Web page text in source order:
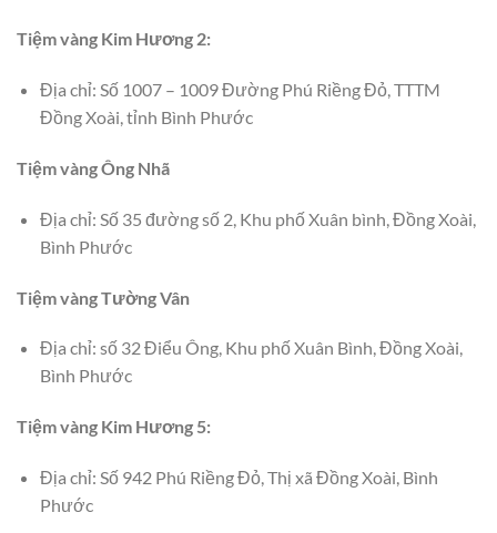
Tiệm vàng Kim Hương 2:
Địa chỉ: Số 1007 – 1009 Đường Phú Riềng Đỏ, TTTM
Đồng Xoài, tỉnh Bình Phước
Tiệm vàng Ông Nhã
Địa chỉ: Số 35 đường số 2, Khu phố Xuân bình, Đồng Xoài,
Bình Phước
Tiệm vàng Tường Vân
Địa chỉ: số 32 Điểu Ông, Khu phố Xuân Bình, Đồng Xoài,
Bình Phước
Tiệm vàng Kim Hương 5:
Địa chỉ: Số 942 Phú Riềng Đỏ, Thị xã Đồng Xoài, Bình
Phước